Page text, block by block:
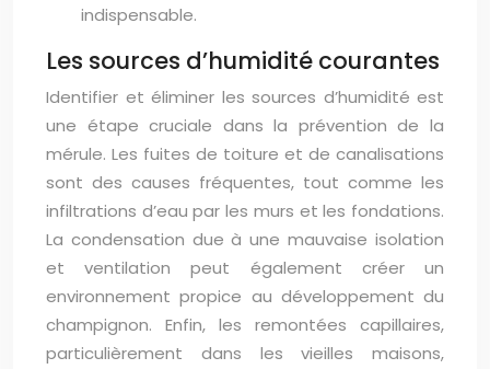
indispensable.
Les sources d’humidité courantes
Identifier et éliminer les sources d’humidité est
une étape cruciale dans la prévention de la
mérule. Les fuites de toiture et de canalisations
sont des causes fréquentes, tout comme les
infiltrations d’eau par les murs et les fondations.
La condensation due à une mauvaise isolation
et ventilation peut également créer un
environnement propice au développement du
champignon. Enfin, les remontées capillaires,
particulièrement dans les vieilles maisons,